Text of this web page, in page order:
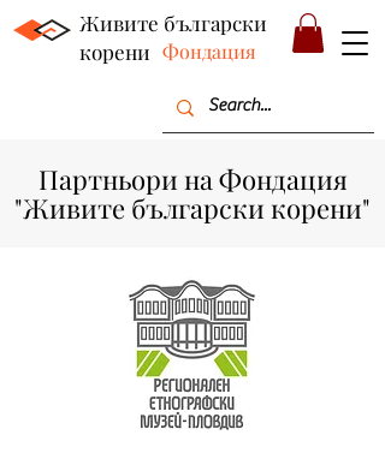
Живите български
корени Фондация
Партньори на Фондация
"Живите български корени"